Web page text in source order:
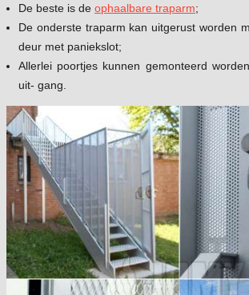
De beste is de ophaalbare traparm;
De onderste traparm kan uitgerust worden
deur met paniekslot;
Allerlei poortjes kunnen gemonteerd
uit- gang.